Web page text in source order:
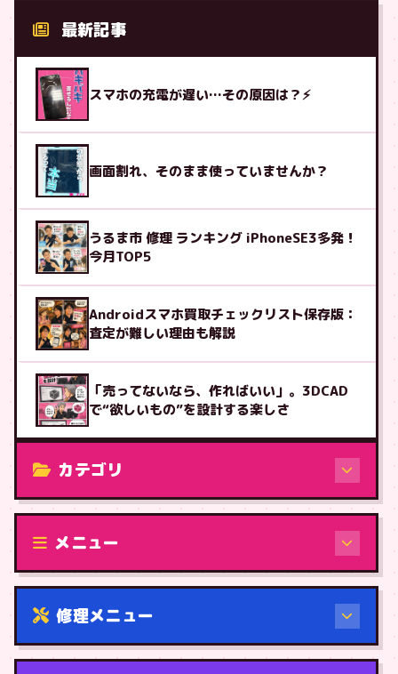
最新記事
スマホの充電が遅い…その原因は？⚡
画面割れ、そのまま使っていませんか？
うるま市 修理 ランキング iPhoneSE3多発！
今月TOP5
Androidスマホ買取チェックリスト保存版：
査定が難しい理由も解説
「売ってないなら、作ればいい」。3DCAD
で“欲しいもの”を設計する楽しさ
カテゴリ
修理（機種から）
メニュー
修理メニュー
機種から